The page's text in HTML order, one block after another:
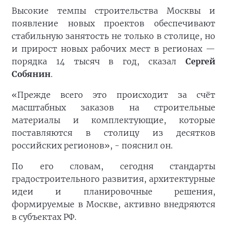
Высокие темпы строительства Москвы и
появление новых проектов обеспечивают
стабильную занятость не только в столице, но
и прирост новых рабочих мест в регионах —
порядка 14 тысяч в год, сказал Сергей
Собянин.
«Прежде всего это происходит за счёт
масштабных заказов на строительные
материалы и комплектующие, которые
поставляются в столицу из десятков
российских регионов», - пояснил он.
По его словам, сегодня стандарты
градостроительного развития, архитектурные
идеи и планировочные решения,
формируемые в Москве, активно внедряются
в субъектах РФ.